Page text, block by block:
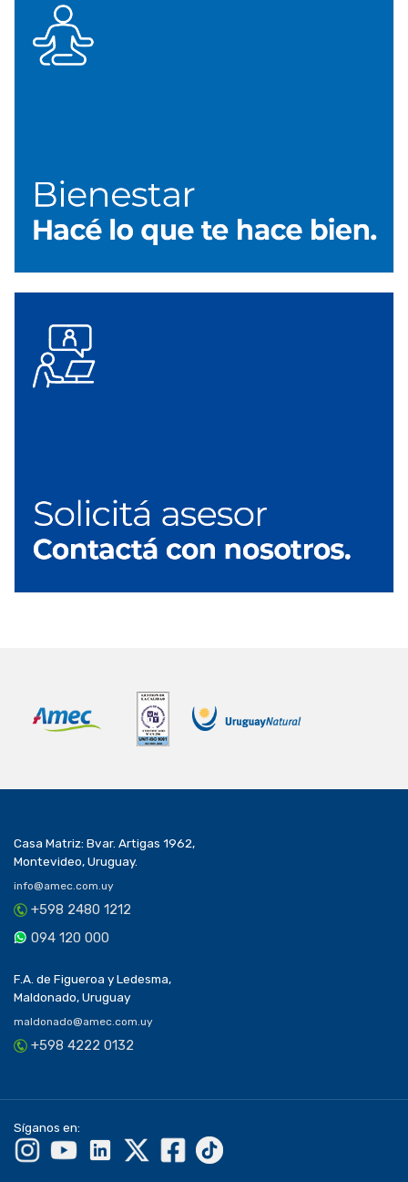
Casa Matriz: Bvar. Artigas 1962,
Montevideo, Uruguay.
info@amec.com.uy
+598 2480 1212
094 120 000
F.A. de Figueroa y Ledesma,
Maldonado, Uruguay
maldonado@amec.com.uy
+598 4222 0132
Síganos en: